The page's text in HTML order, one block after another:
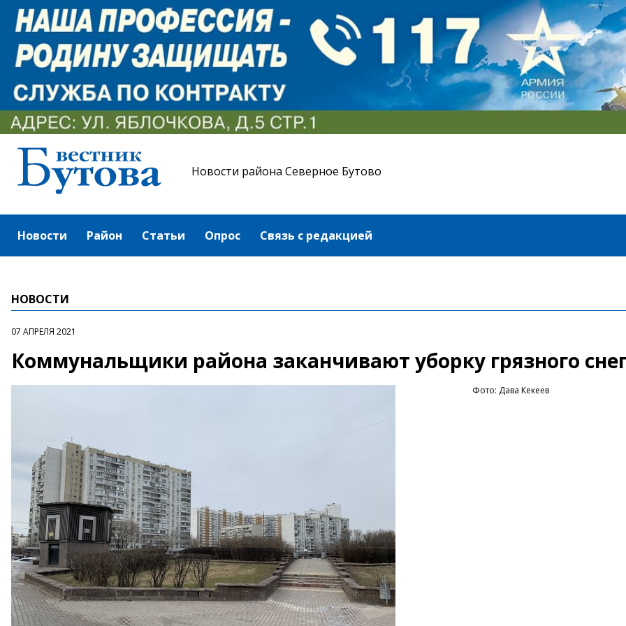
Новости района Северное Бутово
Новости Район Статьи Опрос Связь с редакцией
НОВОСТИ
07 АПРЕЛЯ 2021
Коммунальщики района заканчивают уборку грязного
Фото: Дава Кекеев